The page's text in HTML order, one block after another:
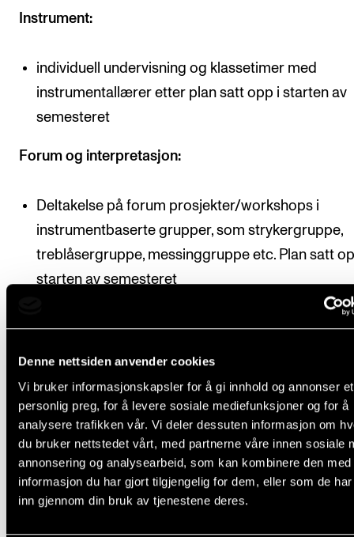
Denne nettsiden anvender cookies
Vi bruker informasjonskapsler for å gi innhold og annonser et
personlig preg, for å levere sosiale mediefunksjoner og for å
analysere trafikken vår. Vi deler dessuten informasjon om
du bruker nettstedet vårt, med partnerne våre innen sosiale
annonsering og analysearbeid, som kan kombinere den med
informasjon du har gjort tilgjengelig for dem, eller som de
inn gjennom din bruk av tjenestene deres.
Instrument:
individuell undervisning og klassetimer med
instrumentallærer etter plan satt opp i starten av
semesteret
Forum og interpretasjon:
Deltakelse på forum prosjekter/workshops i
instrumentbaserte grupper, som strykergruppe,
treblåsergruppe, messinggruppe etc. Plan satt
starten av semesteret
under beskrivelsen av det enkelte studieprogram.
Studenten meldes automatisk opp til undervisning
vurdering i emnet, i henhold til den progresjon som
fastsatt i utdanningsplanen.